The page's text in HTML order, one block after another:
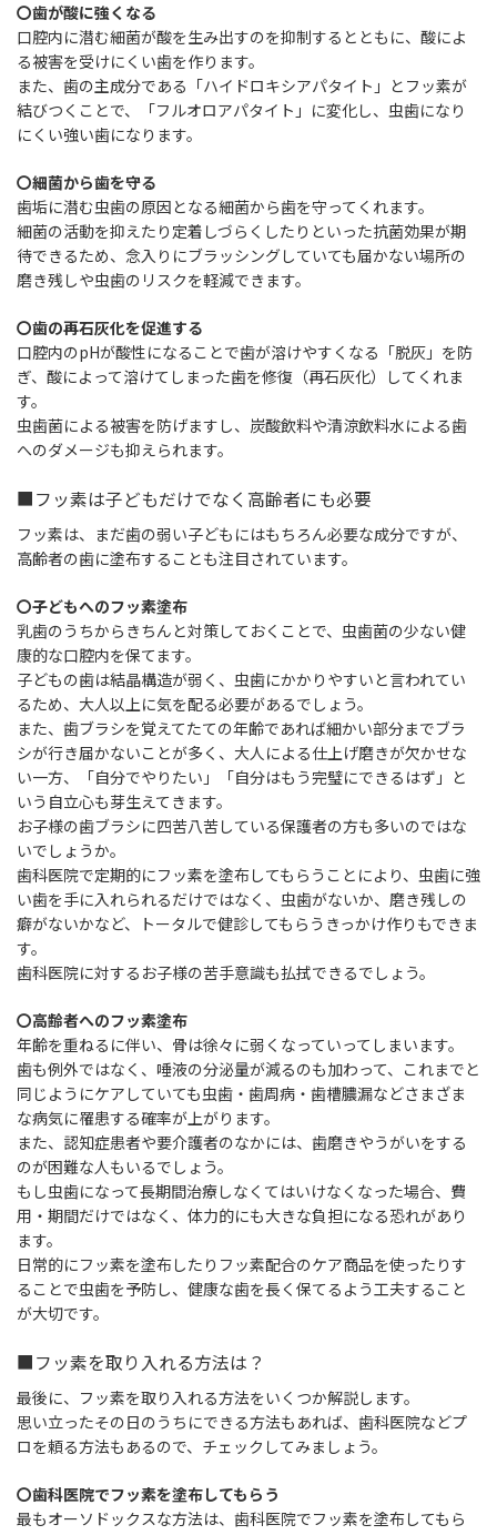
〇歯が酸に強くなる
口腔内に潜む細菌が酸を生み出すのを抑制するとともに、酸によ
る被害を受けにくい歯を作ります。
また、歯の主成分である「ハイドロキシアパタイト」とフッ素が
結びつくことで、「フルオロアパタイト」に変化し、虫歯になり
にくい強い歯になります。
〇細菌から歯を守る
歯垢に潜む虫歯の原因となる細菌から歯を守ってくれます。
細菌の活動を抑えたり定着しづらくしたりといった抗菌効果が期
待できるため、念入りにブラッシングしていても届かない場所の
磨き残しや虫歯のリスクを軽減できます。
〇歯の再石灰化を促進する
口腔内のpHが酸性になることで歯が溶けやすくなる「脱灰」を防
ぎ、酸によって溶けてしまった歯を修復（再石灰化）してくれま
す。
虫歯菌による被害を防げますし、炭酸飲料や清涼飲料水による歯
へのダメージも抑えられます。
■フッ素は子どもだけでなく高齢者にも必要
フッ素は、まだ歯の弱い子どもにはもちろん必要な成分ですが、
高齢者の歯に塗布することも注目されています。
〇子どもへのフッ素塗布
乳歯のうちからきちんと対策しておくことで、虫歯菌の少ない健
康的な口腔内を保てます。
子どもの歯は結晶構造が弱く、虫歯にかかりやすいと言われてい
るため、大人以上に気を配る必要があるでしょう。
また、歯ブラシを覚えてたての年齢であれば細かい部分までブラ
シが行き届かないことが多く、大人による仕上げ磨きが欠かせな
い一方、「自分でやりたい」「自分はもう完璧にできるはず」と
いう自立心も芽生えてきます。
お子様の歯ブラシに四苦八苦している保護者の方も多いのではな
いでしょうか。
歯科医院で定期的にフッ素を塗布してもらうことにより、虫歯に強
い歯を手に入れられるだけではなく、虫歯がないか、磨き残しの
癖がないかなど、トータルで健診してもらうきっかけ作りもできま
す。
歯科医院に対するお子様の苦手意識も払拭できるでしょう。
〇高齢者へのフッ素塗布
年齢を重ねるに伴い、骨は徐々に弱くなっていってしまいます。
歯も例外ではなく、唾液の分泌量が減るのも加わって、これまでと
同じようにケアしていても虫歯・歯周病・歯槽膿漏などさまざま
な病気に罹患する確率が上がります。
また、認知症患者や要介護者のなかには、歯磨きやうがいをする
のが困難な人もいるでしょう。
もし虫歯になって長期間治療しなくてはいけなくなった場合、費
用・期間だけではなく、体力的にも大きな負担になる恐れがあり
ます。
日常的にフッ素を塗布したりフッ素配合のケア商品を使ったりす
ることで虫歯を予防し、健康な歯を長く保てるよう工夫すること
が大切です。
■フッ素を取り入れる方法は？
最後に、フッ素を取り入れる方法をいくつか解説します。
思い立ったその日のうちにできる方法もあれば、歯科医院などプ
ロを頼る方法もあるので、チェックしてみましょう。
〇歯科医院でフッ素を塗布してもらう
最もオーソドックスな方法は、歯科医院でフッ素を塗布してもら